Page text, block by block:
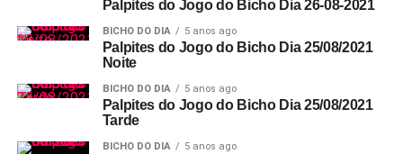
Palpites do Jogo do Bicho Dia 26-08-2021
BICHO DO DIA 5 anos ago
Palpites do Jogo do Bicho Dia 25/08/2021
Noite
BICHO DO DIA 5 anos ago
Palpites do Jogo do Bicho Dia 25/08/2021
Tarde
BICHO DO DIA 5 anos ago